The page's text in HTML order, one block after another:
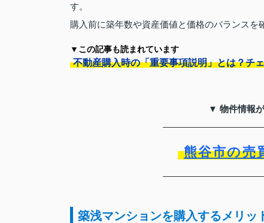
す。
購入前に築年数や資産価値と価格のバランスを
▼この記事も読まれています
不動産購入時の「重要事項説明」とは？チ
▼ 物件情報
熊谷市の売
築浅マンションを購入するメリッ